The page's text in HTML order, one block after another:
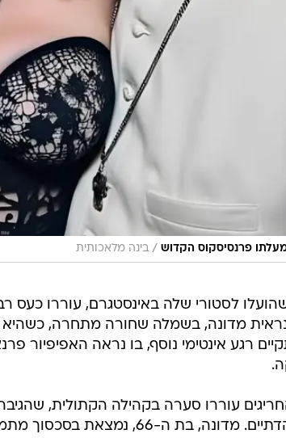
מעלתו פרנסיסקוס הקדוש / בינה מלאכותית
לסטורי שלה באינסטגרם, עוררו כעס
מדונה, בשמלה שחורה מתחרה, כשהיא
רגע אינטימי נוסף, בו נראה האפיפיור
עוררו סערה בקהילה הקתולית,
למוסדות הדתיים. מדונה, בת ה-